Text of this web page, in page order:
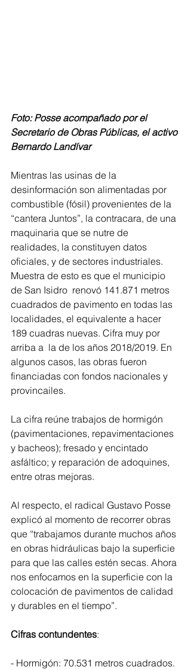
Foto: Posse acompañado por el
Secretario de Obras Públicas, el activo
Bernardo Landívar
Mientras las usinas de la
desinformación son alimentadas por
combustible (fósil) provenientes de la
“cantera Juntos”, la contracara, de una
maquinaria que se nutre de
realidades, la constituyen datos
oficiales, y de sectores industriales.
Muestra de esto es que el municipio
de San Isidro  renovó 141.871 metros
cuadrados de pavimento en todas las
localidades, el equivalente a hacer
189 cuadras nuevas. Cifra muy por
arriba a  la de los años 2018/2019. En
algunos casos, las obras fueron
financiadas con fondos nacionales y
provincailes.
La cifra reúne trabajos de hormigón
(pavimentaciones, repavimentaciones
y bacheos); fresado y encintado
asfáltico; y reparación de adoquines,
entre otras mejoras.
Al respecto, el radical Gustavo Posse
explicó al momento de recorrer obras
que “trabajamos durante muchos años
en obras hidráulicas bajo la superficie
para que las calles estén secas. Ahora
nos enfocamos en la superficie con la
colocación de pavimentos de calidad
y durables en el tiempo”.
Cifras contundentes:
- Hormigón: 70.531 metros cuadrados.